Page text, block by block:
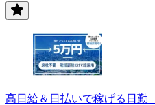
高日給＆日払いで稼げる日勤